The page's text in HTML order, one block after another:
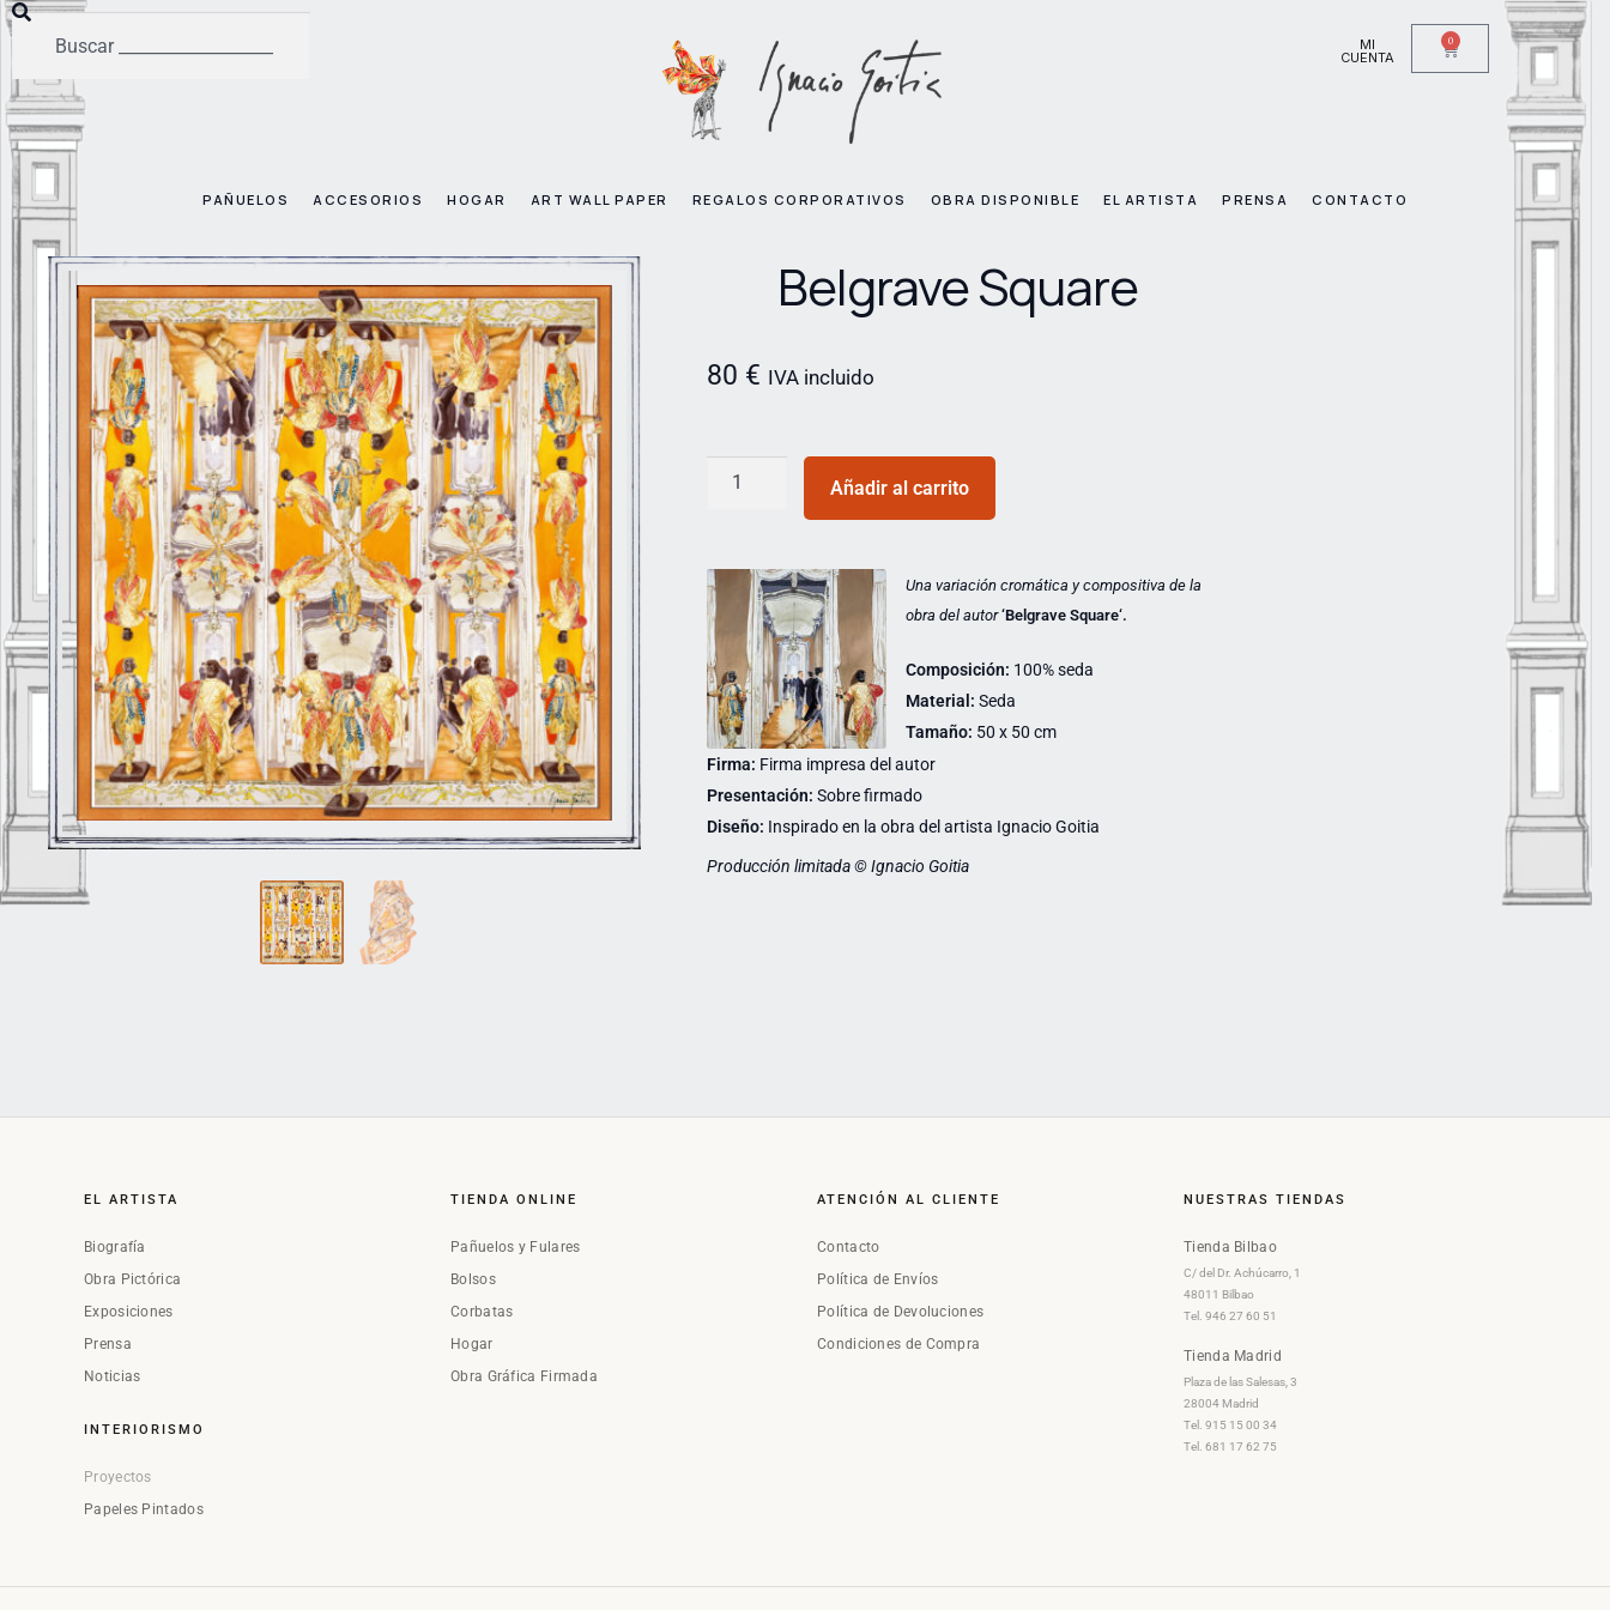
MI
CUENTA
0
PAÑUELOS ACCESORIOS HOGAR ART WALL PAPER REGALOS CORPORATIVOS OBRA DISPONIBLE EL ARTISTA PRENSA CONTACTO
Belgrave Square
80 € IVA incluido
Añadir al carrito
Una variación cromática y compositiva de la
obra del autor‘Belgrave Square‘.
Composición: 100% seda
Material: Seda
Tamaño: 50 x 50 cm
Firma: Firma impresa del autor
Presentación: Sobre firmado
Diseño: Inspirado en la obra del artista Ignacio Goitia
Producción limitada © Ignacio Goitia
EL ARTISTA
Biografía
Obra Pictórica
Exposiciones
Prensa
Noticias
INTERIORISMO
Proyectos
Papeles Pintados
TIENDA ONLINE
Pañuelos y Fulares
Bolsos
Corbatas
Hogar
Obra Gráfica Firmada
ATENCIÓN AL CLIENTE
Contacto
Política de Envíos
Política de Devoluciones
Condiciones de Compra
NUESTRAS TIENDAS
Tienda Bilbao
C/ del Dr. Achúcarro, 1
48011 Bilbao
Tel. 946 27 60 51
Tienda Madrid
Plaza de las Salesas, 3
28004 Madrid
Tel. 915 15 00 34
Tel. 681 17 62 75